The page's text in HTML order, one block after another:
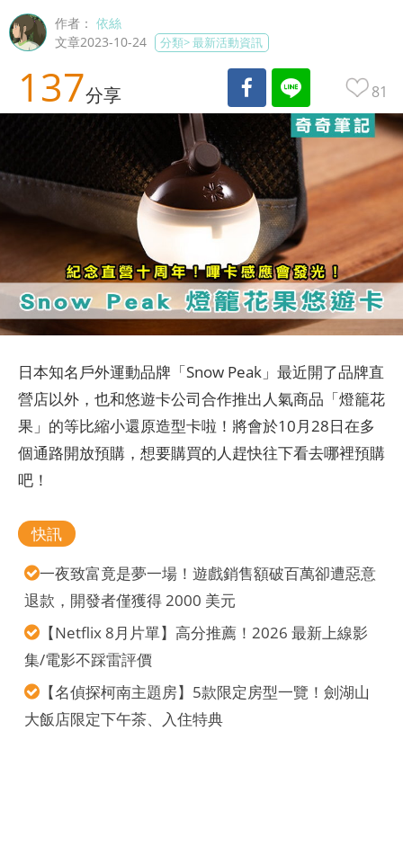
作者：依絲
文章2023-10-24
分類>最新活動資訊
137分享 81
日本知名戶外運動品牌「Snow Peak」最近開了品牌直
營店以外，也和悠遊卡公司合作推出人氣商品「燈籠花
果」的等比縮小還原造型卡啦！將會於10月28日在多
個通路開放預購，想要購買的人趕快往下看去哪裡預購
吧！
快訊
一夜致富竟是夢一場！遊戲銷售額破百萬卻遭惡意
退款，開發者僅獲得 2000 美元
【Netflix 8月片單】高分推薦！2026 最新上線影
集/電影不踩雷評價
【名偵探柯南主題房】5款限定房型一覽！劍湖山
大飯店限定下午茶、入住特典